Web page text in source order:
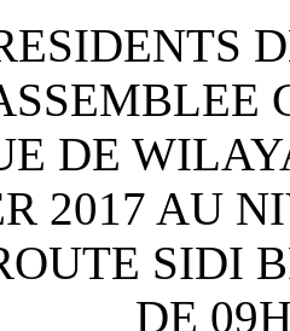
LES
QUE
LA LIGUE
FEVRIER
JEUNES